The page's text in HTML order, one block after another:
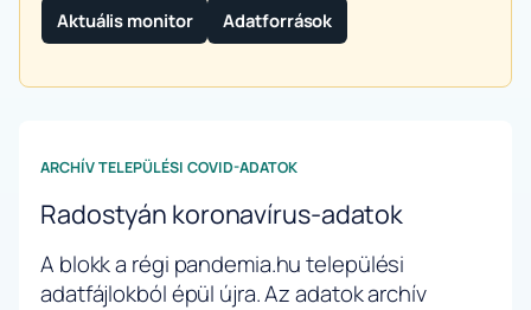
Aktuális monitor Adatforrások
ARCHÍV TELEPÜLÉSI COVID-ADATOK
Radostyán koronavírus-adatok
A blokk a régi pandemia.hu települési
adatfájlokból épül újra. Az adatok archív